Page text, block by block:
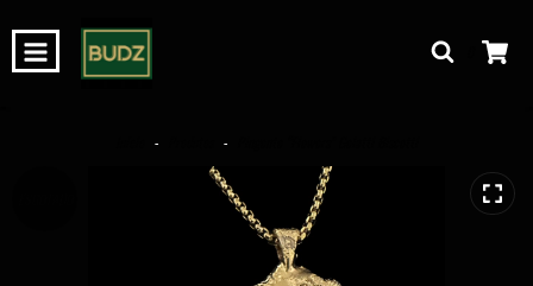
- -